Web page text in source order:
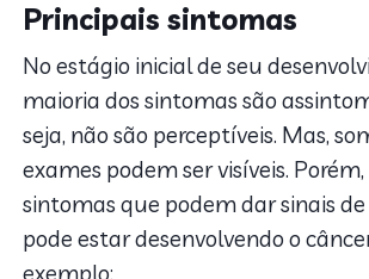
Principais sintomas
No estágio inicial de seu
maioria dos sintomas são
seja, não são perceptíveis. Mas,
exames podem ser visíveis.
sintomas que podem dar sinais de
pode estar desenvolvendo o